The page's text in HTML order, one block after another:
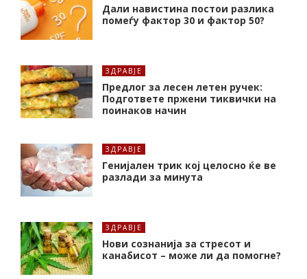
Дали навистина постои разлика
помеѓу фактор 30 и фактор 50?
ЗДРАВЈЕ
Предлог за лесен летен ручек:
Подгответе пржени тиквички на
поинаков начин
ЗДРАВЈЕ
Генијален трик кој целосно ќе ве
разлади за минута
ЗДРАВЈЕ
Нови сознанија за стресот и
канабисот – може ли да помогне?